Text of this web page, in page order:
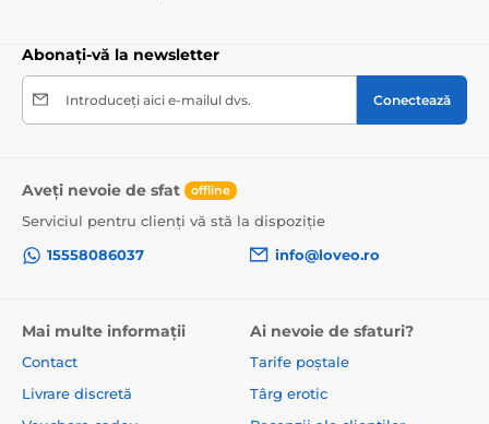
Abonați-vă la newsletter
Introduceți aici e-mailul dvs. Conectează
Aveți nevoie de sfat offline
Serviciul pentru clienți vă stă la dispoziție
15558086037
info@loveo.ro
Mai multe informații
Contact
Livrare discretă
Ai nevoie de sfaturi?
Tarife poștale
Târg erotic